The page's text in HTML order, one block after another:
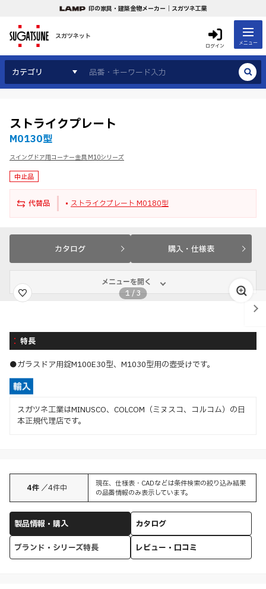
印の家具・建築金物メーカー｜スガツネ工業
スガツネット
ログイン メニュー
カテゴリ
ストライクプレート
M0130型
スイングドア用コーナー金具 M10シリーズ
中止品
代替品 ストライクプレート M0180型
カタログ 購入・仕様表
メニューを開く
1 /3
特長
●ガラスドア用錠M100E30型、M1030型用の壺受けです。
スガツネ工業はMINUSCO、COLCOM（ミヌスコ、コルコム）の日
本正規代理店です。
4件 ／4件中
現在、仕様表・CADなどは条件検索の絞り込み結果
の品番情報のみ表示しています。
製品情報・購入
カタログ
ブランド・シリーズ特長
レビュー・口コミ